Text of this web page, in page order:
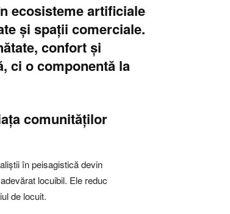
ecosisteme artificiale
și spații comerciale.
confort și
ci o componentă la
comunităților
în peisagistică devin
locuibil. Ele reduc
de locuit.